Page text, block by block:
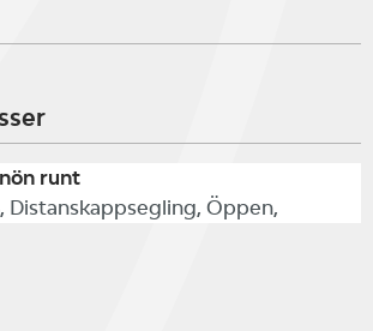
runt
Distanskappsegling, Öppen,